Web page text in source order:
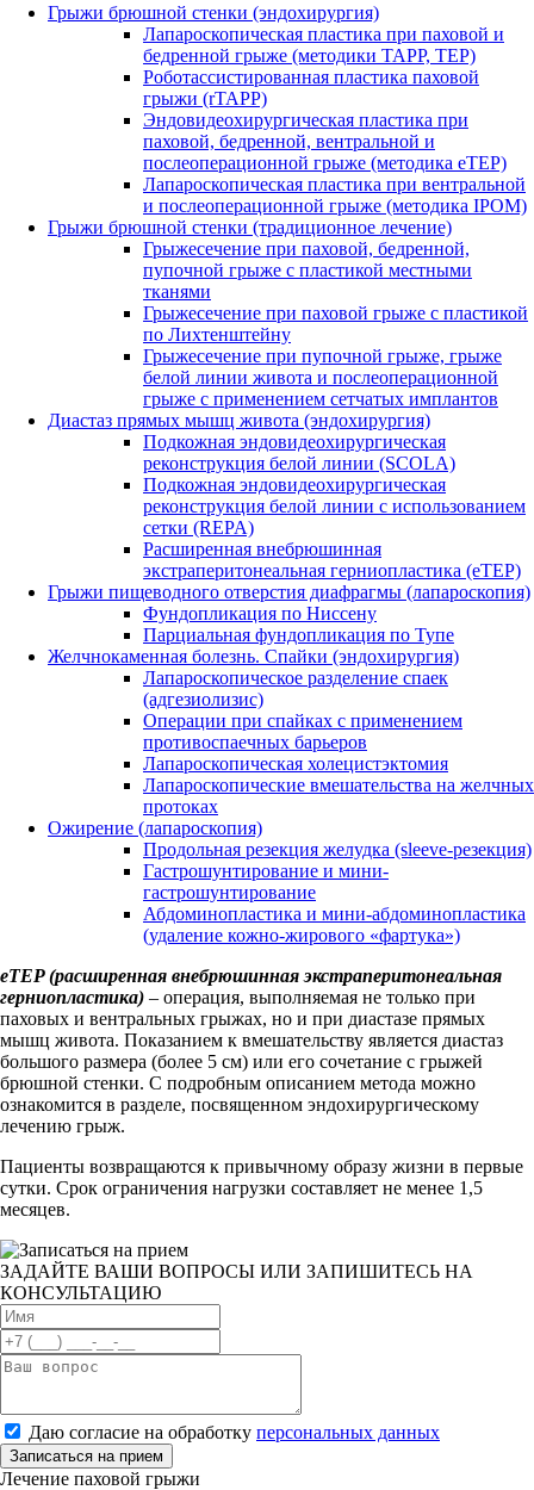
Грыжи брюшной стенки (эндохирургия)
Лапароскопическая пластика при паховой и
бедренной грыже (методики TAPP, TEP)
Роботассистированная пластика паховой
грыжи (rTAPP)
Эндовидеохирургическая пластика при
паховой, бедренной, вентральной и
послеоперационной грыже (методика eTEP)
Лапароскопическая пластика при вентральной
и послеоперационной грыже (методика IPOM)
Грыжи брюшной стенки (традиционное лечение)
Грыжесечение при паховой, бедренной,
пупочной грыже с пластикой местными
тканями
Грыжесечение при паховой грыже с пластикой
по Лихтенштейну
Грыжесечение при пупочной грыже, грыже
белой линии живота и послеоперационной
грыже с применением сетчатых имплантов
Диастаз прямых мышц живота (эндохирургия)
Подкожная эндовидеохирургическая
реконструкция белой линии (SCOLA)
Подкожная эндовидеохирургическая
реконструкция белой линии с использованием
сетки (REPA)
Расширенная внебрюшинная
экстраперитонеальная герниопластика (eTEP)
Грыжи пищеводного отверстия диафрагмы (лапароскопия)
Фундопликация по Ниссену
Парциальная фундопликация по Тупе
Желчнокаменная болезнь. Спайки (эндохирургия)
Лапароскопическое разделение спаек
(адгезиолизис)
Операции при спайках с применением
противоспаечных барьеров
Лапароскопическая холецистэктомия
Лапароскопические вмешательства на желчных
протоках
Ожирение (лапароскопия)
Продольная резекция желудка (sleeve-резекция)
Гастрошунтирование и мини-
гастрошунтирование
Абдоминопластика и мини-абдоминопластика
(удаление кожно-жирового «фартука»)
eTEP (расширенная внебрюшинная экстраперитонеальная
герниопластика) – операция, выполняемая не только при
паховых и вентральных грыжах, но и при диастазе прямых
мышц живота. Показанием к вмешательству является диастаз
большого размера (более 5 см) или его сочетание с грыжей
брюшной стенки. С подробным описанием метода можно
ознакомится в разделе, посвященном эндохирургическому
лечению грыж.
Пациенты возвращаются к привычному образу жизни в первые
сутки. Срок ограничения нагрузки составляет не менее 1,5
месяцев.
ЗАДАЙТЕ ВАШИ ВОПРОСЫ ИЛИ ЗАПИШИТЕСЬ НА
КОНСУЛЬТАЦИЮ
Даю согласие на обработку персональных данных
Записаться на прием
Лечение паховой грыжи